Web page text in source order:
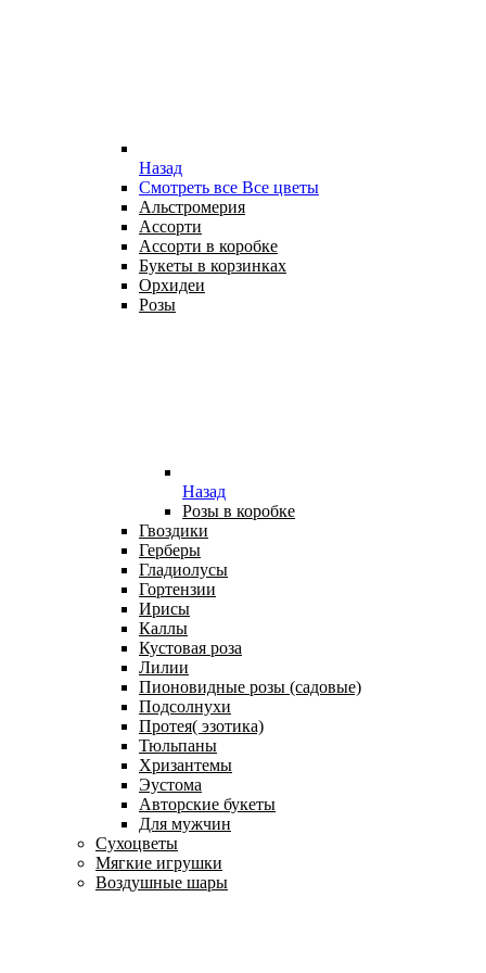
Назад
Смотреть все Все цветы
Альстромерия
Ассорти
Ассорти в коробке
Букеты в корзинках
Орхидеи
Розы
Назад
Розы в коробке
Гвоздики
Герберы
Гладиолусы
Гортензии
Ирисы
Каллы
Кустовая роза
Лилии
Пионовидные розы (садовые)
Подсолнухи
Протея( эзотика)
Тюльпаны
Хризантемы
Эустома
Авторские букеты
Для мужчин
Сухоцветы
Мягкие игрушки
Воздушные шары